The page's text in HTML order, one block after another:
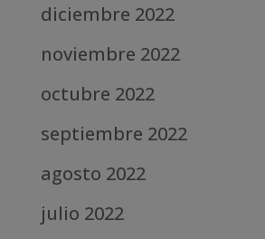
diciembre 2022
noviembre 2022
octubre 2022
septiembre 2022
agosto 2022
julio 2022